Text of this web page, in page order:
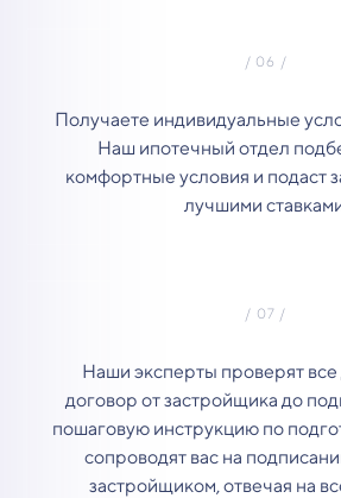
Получаете индивидуальные
Наш ипотечный отдел
комфортные условия и подаст
лучшими
Наши эксперты проверят
договор от застройщика до
пошаговую инструкцию по
сопроводят вас на
застройщиком, отвечая на